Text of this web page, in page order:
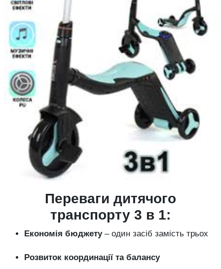
Переваги дитячого
транспорту 3 в 1:
Економія бюджету– один засіб замість трьох
Розвиток координації та балансу